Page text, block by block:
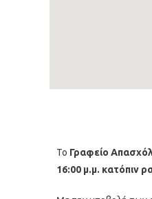
Το Γραφείο
16:00 μ.μ. κατόπιν